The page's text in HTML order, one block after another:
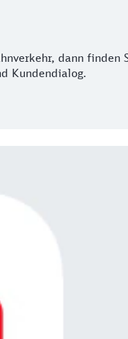
dann finden
Kundendialog.